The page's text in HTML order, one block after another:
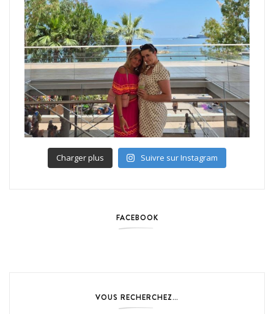
Charger plus Suivre sur Instagram
FACEBOOK
VOUS RECHERCHEZ…